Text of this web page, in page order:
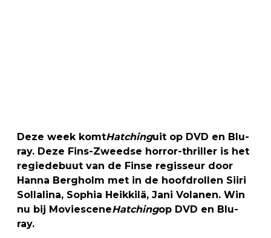
Deze week komtHatchinguit op DVD en Blu-
ray. Deze Fins-Zweedse horror-thriller is het
regiedebuut van de Finse regisseur door
Hanna Bergholm met in de hoofdrollen Siiri
Sollalina, Sophia Heikkilä, Jani Volanen. Win
nu bij MoviesceneHatchingop DVD en Blu-
ray.